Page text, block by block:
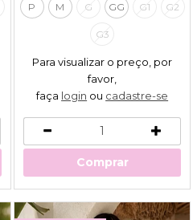
P M G GG G1 G2
G3
Para visualizar o preço, por
favor,
faça login ou cadastre-se
Comprar